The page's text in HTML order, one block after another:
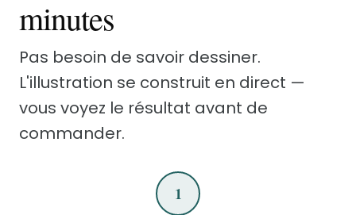
minutes
Pas besoin de savoir dessiner.
L'illustration se construit en direct —
vous voyez le résultat avant de
commander.
1